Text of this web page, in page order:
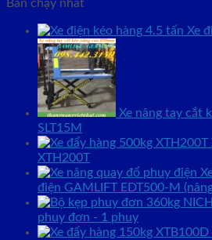
Bán chạy nhất
Xe
Xe nâng tay cắt
SLT15M
XTH200T
điện GAMLIFT EDT500-M
phuy đơn - 1 phuy